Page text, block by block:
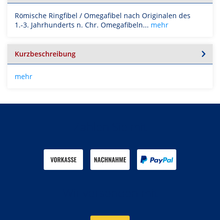
Römische Ringfibel / Omegafibel nach Originalen des
1.-3. Jahrhunderts n. Chr. Omegafibeln... mehr
Kurzbeschreibung
mehr